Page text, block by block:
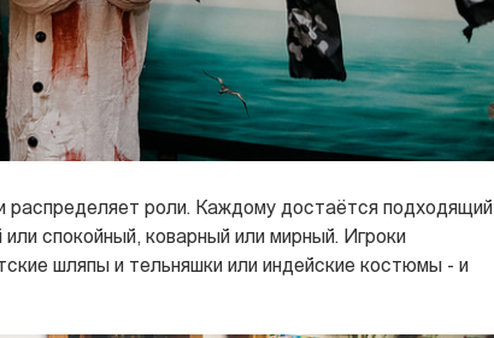
распределяет роли. Каждому достаётся подходящий
спокойный, коварный или мирный. Игроки
шляпы и тельняшки или индейские костюмы - и